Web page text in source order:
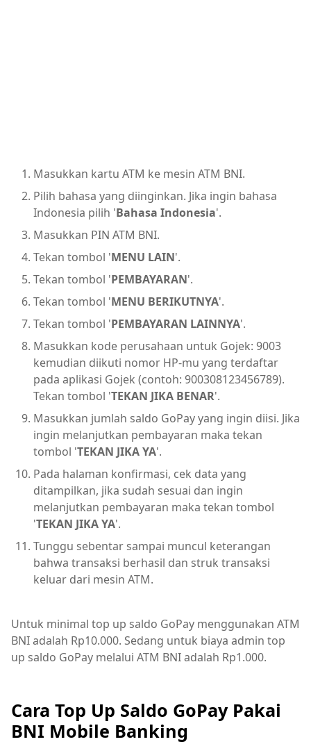
Masukkan kartu ATM ke mesin ATM BNI.
Pilih bahasa yang diinginkan. Jika ingin bahasa
Indonesia pilih 'Bahasa Indonesia'.
Masukkan PIN ATM BNI.
Tekan tombol 'MENU LAIN'.
Tekan tombol 'PEMBAYARAN'.
Tekan tombol 'MENU BERIKUTNYA'.
Tekan tombol 'PEMBAYARAN LAINNYA'.
Masukkan kode perusahaan untuk Gojek: 9003
kemudian diikuti nomor HP-mu yang terdaftar
pada aplikasi Gojek (contoh: 900308123456789).
Tekan tombol 'TEKAN JIKA BENAR'.
Masukkan jumlah saldo GoPay yang ingin diisi. Jika
ingin melanjutkan pembayaran maka tekan
tombol 'TEKAN JIKA YA'.
Pada halaman konfirmasi, cek data yang
ditampilkan, jika sudah sesuai dan ingin
melanjutkan pembayaran maka tekan tombol
'TEKAN JIKA YA'.
Tunggu sebentar sampai muncul keterangan
bahwa transaksi berhasil dan struk transaksi
keluar dari mesin ATM.
Untuk minimal top up saldo GoPay menggunakan ATM
BNI adalah Rp10.000. Sedang untuk biaya admin top
up saldo GoPay melalui ATM BNI adalah Rp1.000.
Cara Top Up Saldo GoPay Pakai
BNI Mobile Banking